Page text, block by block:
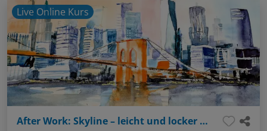
Live Online Kurs
After Work: Skyline – leicht und locker in Aquarell